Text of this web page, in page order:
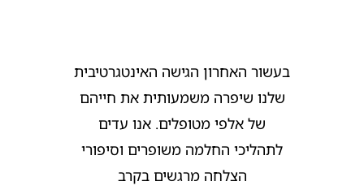
בעשור האחרון הגישה האינטגרטיבית
שלנו שיפרה משמעותית את חייהם
של אלפי מטופלים. אנו עדים
לתהליכי החלמה משופרים וסיפורי
הצלחה מרגשים בקרב